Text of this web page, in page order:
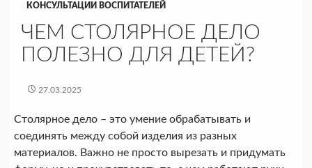
КОНСУЛЬТАЦИИ ВОСПИТАТЕЛЕЙ
ЧЕМ СТОЛЯРНОЕ ДЕЛО
ПОЛЕЗНО ДЛЯ ДЕТЕЙ?
27.03.2025
Столярное дело – это умение обрабатывать и
соединять между собой изделия из разных
материалов. Важно не просто вырезать и придумать